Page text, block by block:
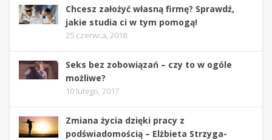
Chcesz założyć własną firmę? Sprawdź,
jakie studia ci w tym pomogą!
25 czerwca, 2018
Seks bez zobowiązań – czy to w ogóle
możliwe?
10 lutego, 2017
Zmiana życia dzięki pracy z
podświadomością – Elżbieta Strzyga-